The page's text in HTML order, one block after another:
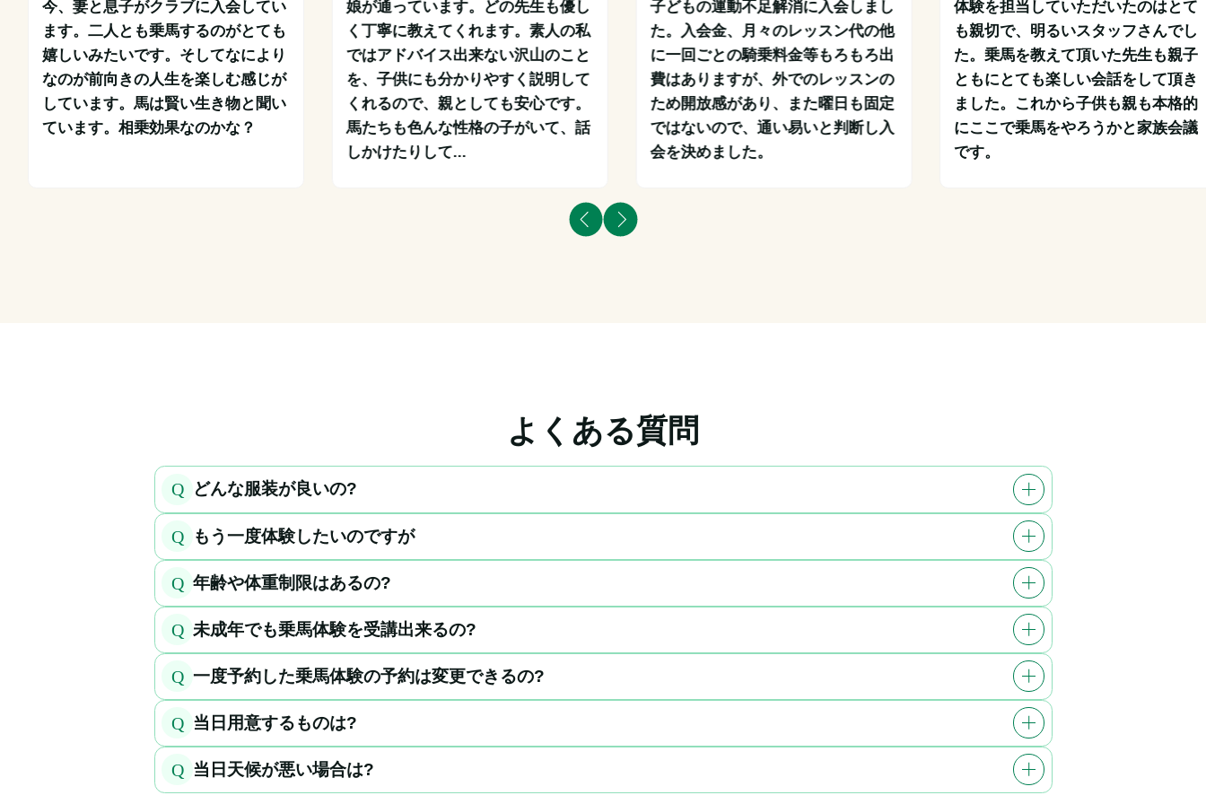
今、妻と息子がクラブに入会してい
ます。二人とも乗馬するのがとても
嬉しいみたいです。そしてなにより
なのが前向きの人生を楽しむ感じが
しています。馬は賢い生き物と聞い
ています。相乗効果なのかな？
娘が通っています。どの先生も優し
く丁寧に教えてくれます。素人の私
ではアドバイス出来ない沢山のこと
を、子供にも分かりやすく説明して
くれるので、親としても安心です。
馬たちも色んな性格の子がいて、話
しかけたりして...
子どもの運動不足解消に入会しまし
た。入会金、月々のレッスン代の他
に一回ごとの騎乗料金等もろもろ出
費はありますが、外でのレッスンの
ため開放感があり、また曜日も固定
ではないので、通い易いと判断し入
会を決めました。
体験を担当していただいたのはとて
も親切で、明るいスタッフさんでし
た。乗馬を教えて頂いた先生も親子
ともにとても楽しい会話をして頂き
ました。これから子供も親も本格的
にここで乗馬をやろうかと家族会議
です。
よくある質問
Q どんな服装が良いの?
Q もう一度体験したいのですが
Q 年齢や体重制限はあるの?
Q 未成年でも乗馬体験を受講出来るの?
Q 一度予約した乗馬体験の予約は変更できるの?
Q 当日用意するものは?
Q 当日天候が悪い場合は?